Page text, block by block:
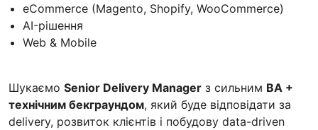
eCommerce (Magento, Shopify, WooCommerce)
AI-рішення
Web & Mobile
Шукаємо Senior Delivery Manager з сильним BA +
технічним бекграундом, який буде відповідати за
delivery, розвиток клієнтів і побудову data-driven